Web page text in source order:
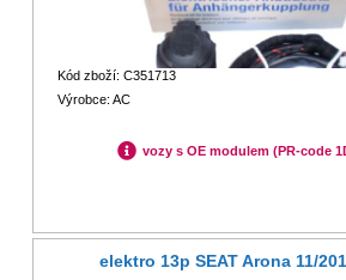
Kód zboží: C351713
Výrobce: AC
vozy s OE modulem (PR-code
elektro 13p SEAT Arona 11/